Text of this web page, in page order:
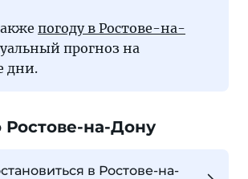
погоду в Ростове-на-
прогноз на
дни.
на-Дону
в Ростове-на-